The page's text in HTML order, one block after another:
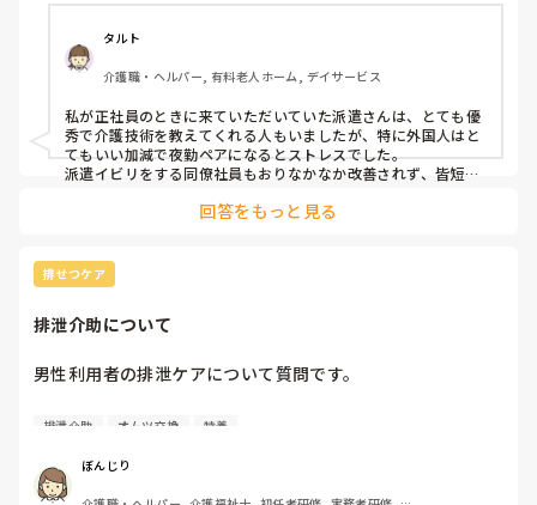
く、不安もあります。
実際、派遣で働いた事ある方がいたら
メリット、デメリット、人間関係、お給料面など、お話聞き
たいです！よろしくお願いします！
タルト
介護職・ヘルパー, 有料老人ホーム, デイサービス
私が正社員のときに来ていただいていた派遣さんは、とても優
秀で介護技術を教えてくれる人もいましたが、特に外国人はと
てもいい加減で夜勤ペアになるとストレスでした。
派遣イビリをする同僚社員もおりなかなか改善されず、皆短期
しかしながら人間関係は、派遣という事で目の敵にされて暴力
とも取れるあからさまな嫌がらせする人がいたのもあり、初回
かからないようなやり方をしていたら執拗に注意され、契約を
切られてしまいました。
また、双方ともそこまで高い時給ではなかった為、お金の為と
氷菓さんは心身ともに不調という事であれば、少しお休みして
体調を整えてからトライするのも良いと思いますよ。
回答をもっと見る
排せつケア
排泄介助について
男性利用者の排泄ケアについて質問です。
業務の都合上、
＋巻き＋帯び（パッド計3枚）午後に交換すればよいのでは
ないか」という意見が出ることがあります。
排泄介助 オムツ交換 特養
ぼんじり